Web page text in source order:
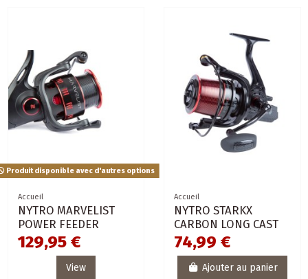
Produit disponible avec d'autres options
Accueil
NYTRO MARVELIST
POWER FEEDER
129,95 €
View
Accueil
NYTRO STARKX
CARBON LONG CAST
74,99 €
Ajouter au panier